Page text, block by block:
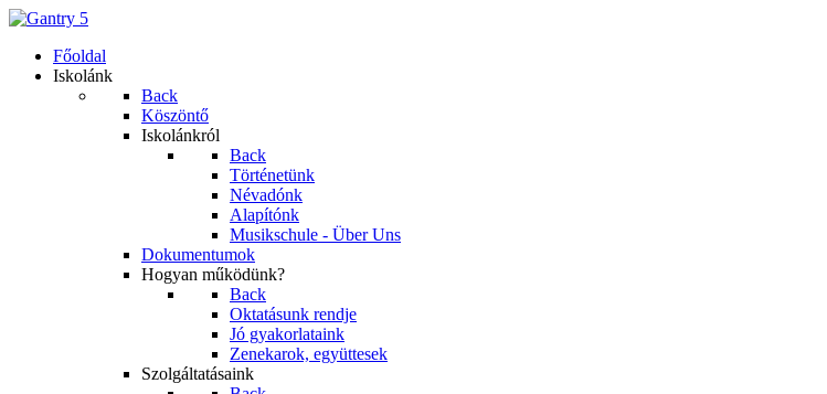
Főoldal
Iskolánk
Back
Köszöntő
Iskolánkról
Back
Történetünk
Névadónk
Alapítónk
Musikschule - Über Uns
Dokumentumok
Hogyan működünk?
Back
Oktatásunk rendje
Jó gyakorlataink
Zenekarok, együttesek
Szolgáltatásaink